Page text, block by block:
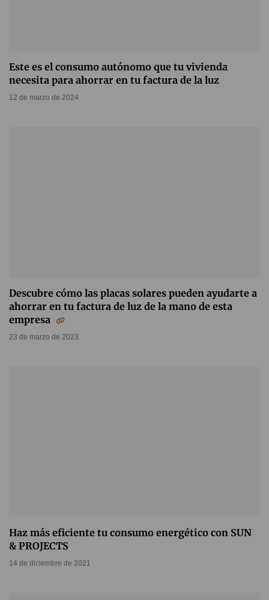
Este es el consumo autónomo que tu vivienda
necesita para ahorrar en tu factura de la luz
12 de marzo de 2024
Descubre cómo las placas solares pueden ayudarte a
ahorrar en tu factura de luz de la mano de esta
empresa
23 de marzo de 2023
Haz más eficiente tu consumo energético con SUN
& PROJECTS
14 de diciembre de 2021